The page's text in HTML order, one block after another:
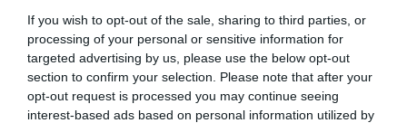
If you wish to opt-out of the sale, sharing to third parties, or
processing of your personal or sensitive information for
targeted advertising by us, please use the below opt-out
section to confirm your selection. Please note that after your
opt-out request is processed you may continue seeing
interest-based ads based on personal information utilized by